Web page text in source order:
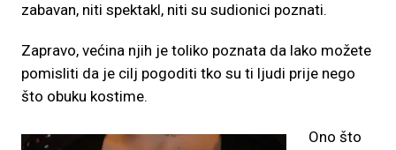
zabavan, niti spektakl, niti su sudionici poznati.
Zapravo, većina njih je toliko poznata da lako možete
pomisliti da je cilj pogoditi tko su ti ljudi prije nego
što obuku kostime.
Ono što